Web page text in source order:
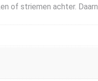
of striemen achter.